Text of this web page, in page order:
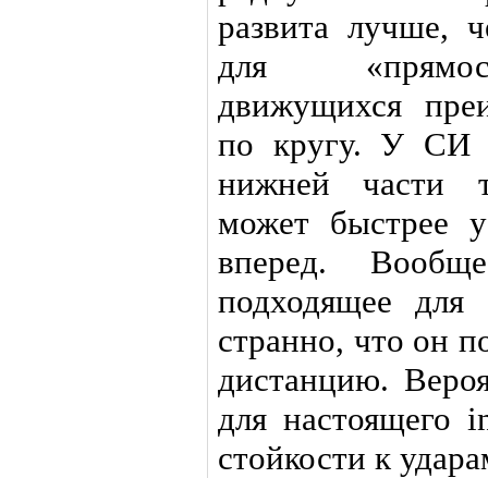
развита лучше,
для
движущихся
по кругу. У СИ
нижней части
может быстрее
вперед.
подходящее для
странно, что он
дистанцию.
для настоящего
стойкости к